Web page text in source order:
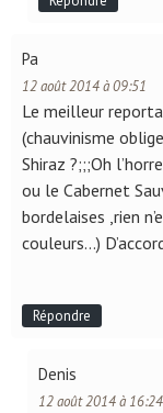
Pa
12 août 2014 à 09:51
Le meilleur
(chauvinisme
Shiraz ?;;;Oh
ou le Cabernet
bordelaises ,rien
couleurs…)
Répondre
Denis
12 août 2014 à 16:24